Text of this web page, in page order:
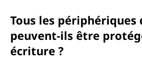
Tous les périphériques
peuvent-ils être
écriture ?